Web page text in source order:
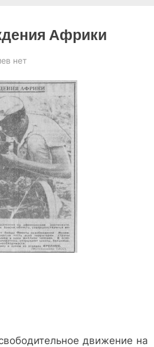
Африки
к
25
мая
—
День
Освобождения
Африки
нет
движение на